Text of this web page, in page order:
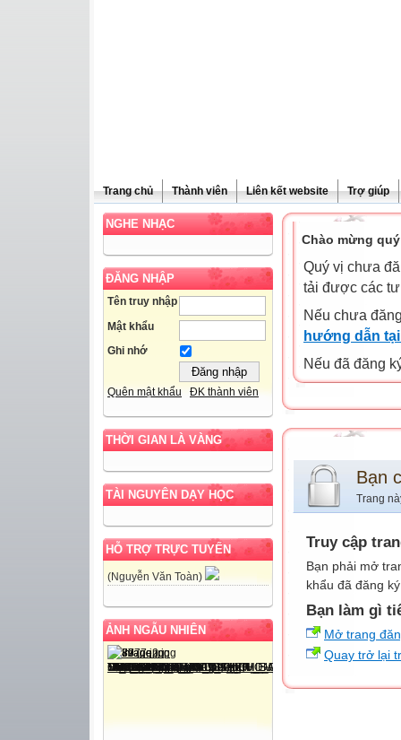
Trang chủ Thành viên Liên kết website Trợ giúp
NGHE NHẠC
ĐĂNG NHẬP
Tên truy nhập
Mật khẩu
Ghi nhớ
Quên mật khẩu ĐK thành viên
THỜI GIAN LÀ VÀNG
TÀI NGUYÊN DẠY HỌC
HỖ TRỢ TRỰC TUYẾN
(Nguyễn Văn Toàn)
ẢNH NGẪU NHIÊN
Chào mừng
Quý vị chưa
tải được các
Nếu chưa
hướng dẫn
Nếu đã đăng
Bạn
Trang
Truy cập
Bạn phải mở
khẩu đã đăng
Bạn làm gì
Mở trang
Quay trở lại